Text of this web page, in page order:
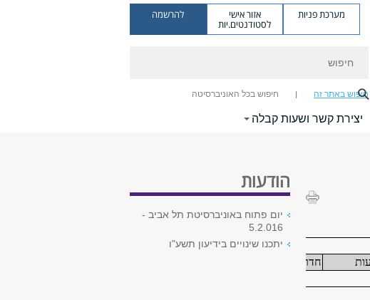
מערכת פניות אזור אישי
לסטודנטים.יות
להרשמה
חיפוש באתר זה חיפוש בכל האוניברסיטה
יצירת קשר ושעות קבלה
הודעות
יום פתוח באוניברסיטת תל אביב -
5.2.016
יתכנו שינויים בידיעון תשע"ו